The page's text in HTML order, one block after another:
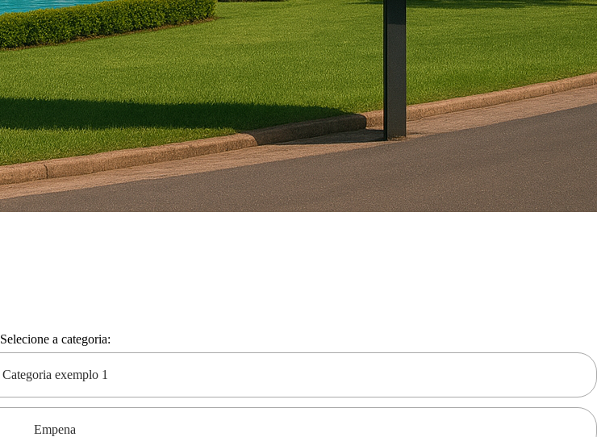
Selecione a categoria:
Categoria exemplo 1
Empena